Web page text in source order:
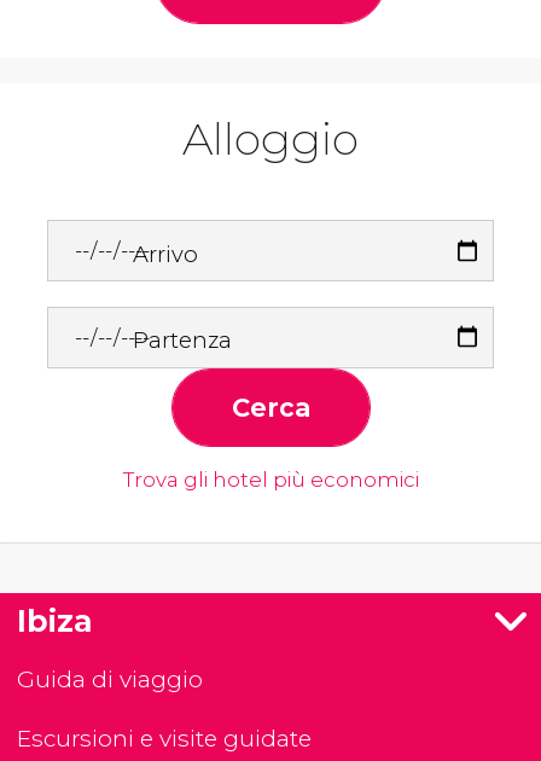
Alloggio
Arrivo
Partenza
Cerca
Trova gli hotel più economici
Ibiza
Guida di viaggio
Escursioni e visite guidate